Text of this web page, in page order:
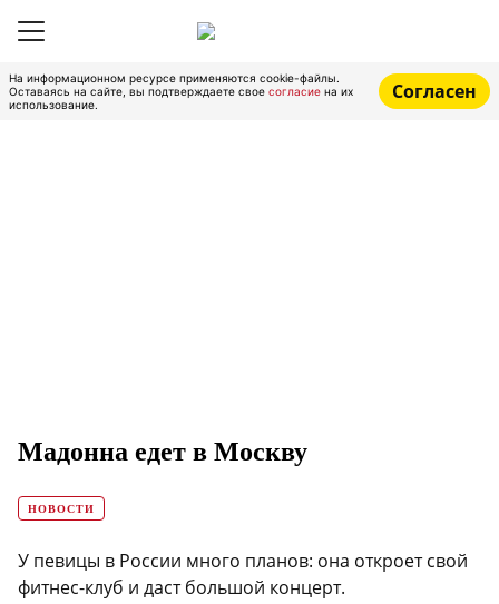
На информационном ресурсе применяются cookie-файлы.
Оставаясь на сайте, вы подтверждаете свое согласие на их
использование.
Согласен
Мадонна едет в Москву
НОВОСТИ
У певицы в России много планов: она откроет свой
фитнес-клуб и даст большой концерт.